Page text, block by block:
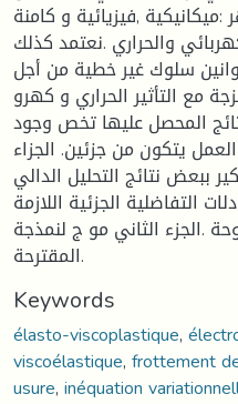
,فیزیائیة و كامنة
والحراري .نعتمد كذلك
سلوك غیر خطیة من أجل
مع التأثیر الحراري و كھرو
المحصل علیھا تخص وجود
یتكون من جزئین. الجزاء
ببعض نتائج التحلیل الدالي
التفاضلیة الجزئیة اللازمة
.الجزء الثاني مو ج لنمذجة
المقترحة.
Keywords
élasto-viscoplastique,
viscoélastique,frottement
usure,inéquation